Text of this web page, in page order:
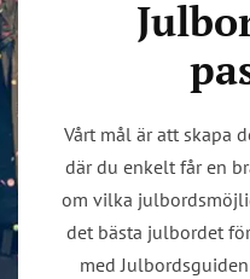
Vårt mål är att skapa
där du enkelt får en
om vilka
det bästa julbordet
med